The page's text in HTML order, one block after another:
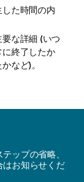
た時間の内
な詳細 (いつ
終了したか
など)。
ップの省略、
お知らせくだ